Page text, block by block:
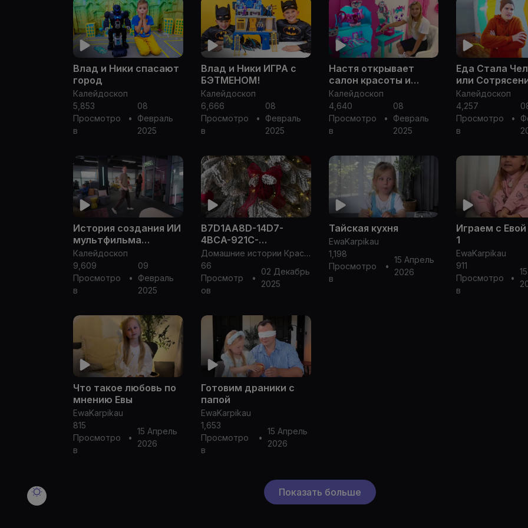
Влад и Ники спасают
город
Калейдоскоп
5,853
Просмотро
в
•
08
Февраль
2025
Влад и Ники ИГРА с
БЭТМЕНОМ!
Калейдоскоп
6,666
Просмотро
в
•
08
Февраль
2025
Настя открывает
салон красоты и
помогает своему
другу
Калейдоскоп
4,640
Просмотро
в
•
08
Февраль
2025
Еда Стала
или
Мозга в Школе_
Смешные
Школе! Мы
Школа -
Калейдоскоп
4,257
Просмотро
в
•
История создания ИИ
мультфильма
"БЕЛОВЕЖСКАЯ
ПУЩА" | ARTEKI
STUDIO
Калейдоскоп
9,609
Просмотро
в
•
09
Февраль
2025
B7D1AA8D-14D7-
4BCA-921C-
727E6990A020
Домашние истории Краснопевцев Леонид
66
Просмотр
ов
•
02 Декабрь
2025
Тайская кухня
EwaKarpikau
1,198
Просмотро
в
•
15 Апрель
2026
Играем с Евой
1
EwaKarpikau
911
Просмотро
в
•
Что такое любовь по
мнению Евы
EwaKarpikau
815
Просмотро
в
•
15 Апрель
2026
Готовим драники с
папой
EwaKarpikau
1,653
Просмотро
в
•
15 Апрель
2026
Показать больше